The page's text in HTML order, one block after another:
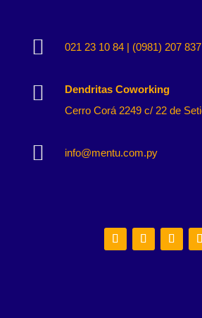
 021 23 10 84 | (0981) 207 837

Dendritas Coworking
Cerro Corá 2249 c/ 22 de
 info@mentu.com.py